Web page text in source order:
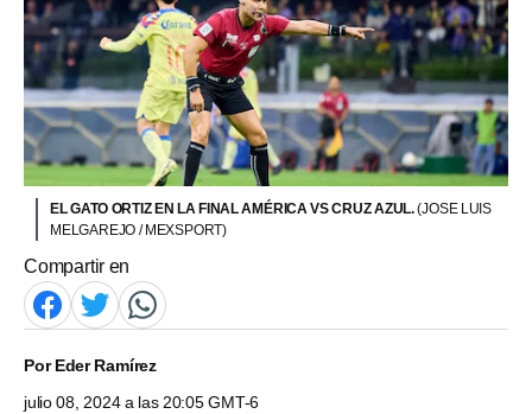
EL GATO ORTIZ EN LA FINAL AMÉRICA VS CRUZ AZUL.(JOSE LUIS
MELGAREJO / MEXSPORT)
Compartir en
PorEder Ramírez
julio 08, 2024 a las 20:05 GMT-6